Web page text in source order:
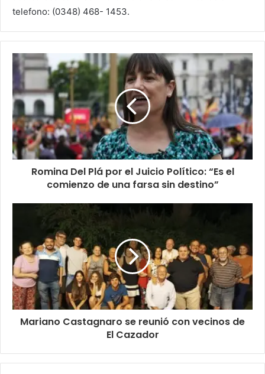
telefono: (0348) 468- 1453.
Romina Del Plá por el Juicio Político: “Es el
comienzo de una farsa sin destino”
Mariano Castagnaro se reunió con vecinos de
El Cazador